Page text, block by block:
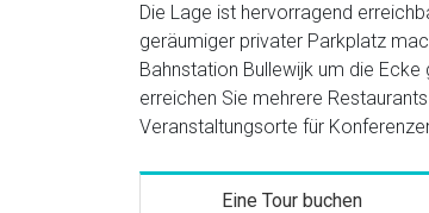
Die Lage ist hervorragend
geräumiger privater Parkplatz
Bahnstation Bullewijk um die
erreichen Sie mehrere
Veranstaltungsorte für
Eine Tour buchen